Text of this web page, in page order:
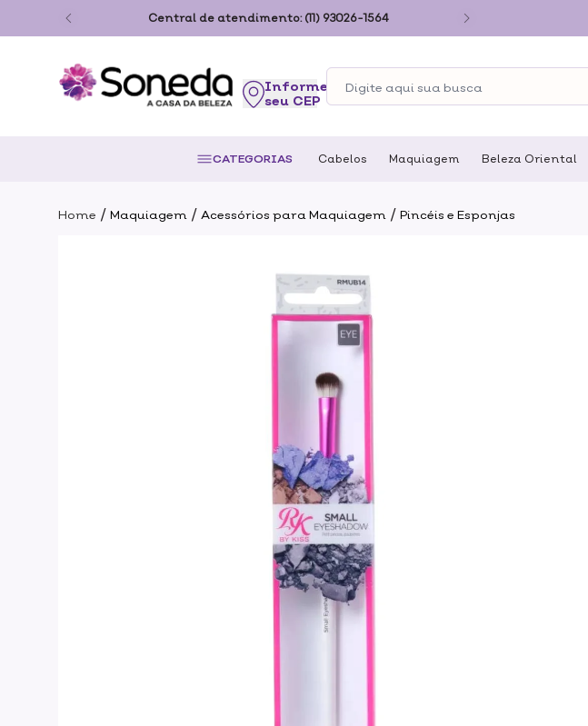
Central de atendimento: (11) 93026-1564
seu CEP
CATEGORIAS Cabelos Maquiagem Beleza Oriental
Home / Maquiagem / Acessórios para Maquiagem / Pincéis e Esponjas